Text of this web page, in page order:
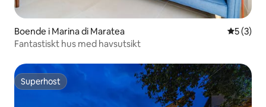
Boende i Marina di Maratea 5 av 5 i
5 (3)
Fantastiskt hus med havsutsikt
Superhost
Superhost